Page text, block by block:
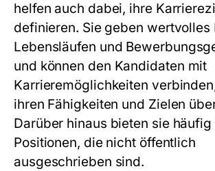
helfen auch dabei, ihre
definieren. Sie geben wertvolles
Lebensläufen und
und können den Kandidaten mit
Karrieremöglichkeiten
ihren Fähigkeiten und Zielen
Darüber hinaus bieten sie
Positionen, die nicht öffentlich
ausgeschrieben sind.